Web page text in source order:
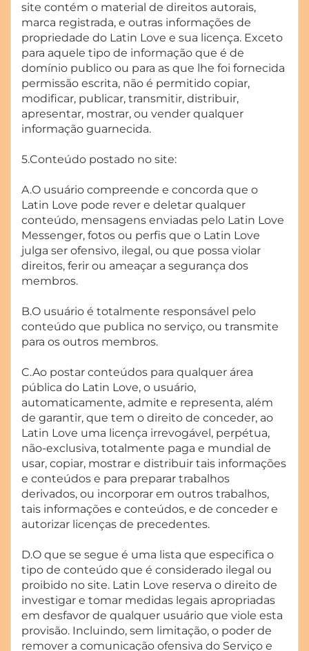
site contém o material de direitos autorais,
marca registrada, e outras informações de
propriedade do Latin Love e sua licença. Exceto
para aquele tipo de informação que é de
domínio publico ou para as que lhe foi fornecida
permissão escrita, não é permitido copiar,
modificar, publicar, transmitir, distribuir,
apresentar, mostrar, ou vender qualquer
informação guarnecida.
5.Conteúdo postado no site:
A.O usuário compreende e concorda que o
Latin Love pode rever e deletar qualquer
conteúdo, mensagens enviadas pelo Latin Love
Messenger, fotos ou perfis que o Latin Love
julga ser ofensivo, ilegal, ou que possa violar
direitos, ferir ou ameaçar a segurança dos
membros.
B.O usuário é totalmente responsável pelo
conteúdo que publica no serviço, ou transmite
para os outros membros.
C.Ao postar conteúdos para qualquer área
pública do Latin Love, o usuário,
automaticamente, admite e representa, além
de garantir, que tem o direito de conceder, ao
Latin Love uma licença irrevogável, perpétua,
não-exclusiva, totalmente paga e mundial de
usar, copiar, mostrar e distribuir tais informações
e conteúdos e para preparar trabalhos
derivados, ou incorporar em outros trabalhos,
tais informações e conteúdos, e de conceder e
autorizar licenças de precedentes.
D.O que se segue é uma lista que especifica o
tipo de conteúdo que é considerado ilegal ou
proibido no site. Latin Love reserva o direito de
investigar e tomar medidas legais apropriadas
em desfavor de qualquer usuário que viole esta
provisão. Incluindo, sem limitação, o poder de
remover a comunicação ofensiva do Serviço e